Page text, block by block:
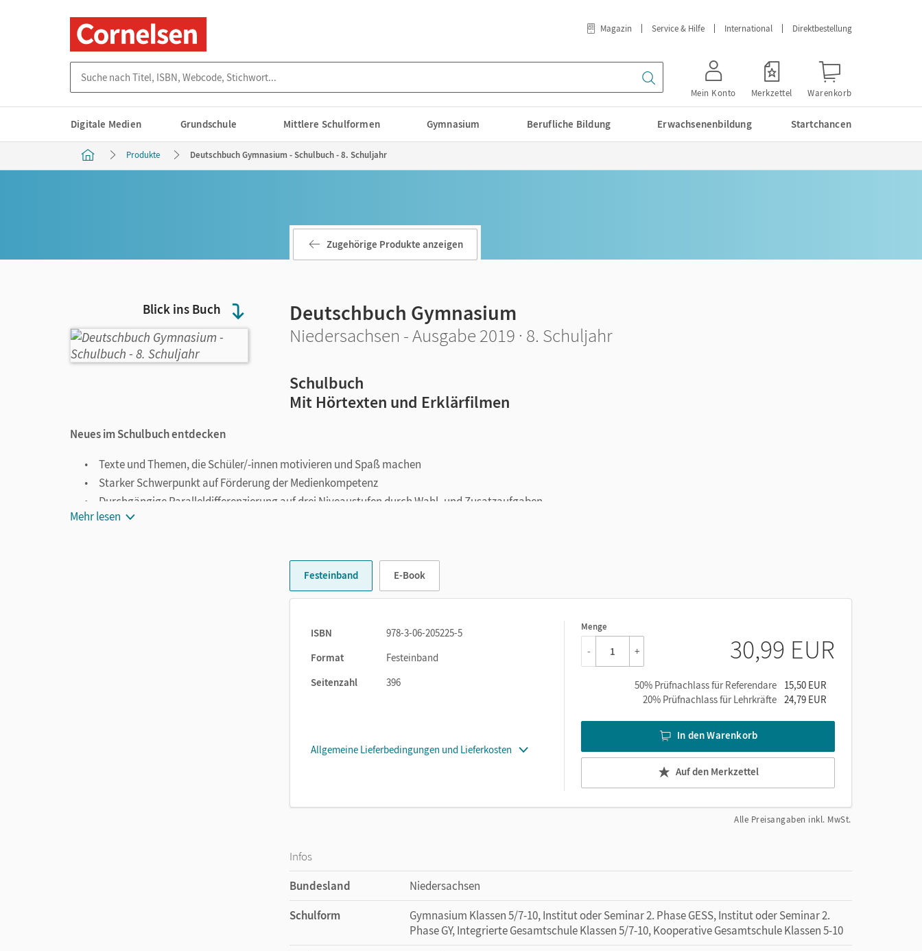
Magazin Service & Hilfe International Direktbestellung
Mein Konto Merkzettel Warenkorb
Digitale Medien Grundschule Mittlere Schulformen Gymnasium Berufliche Bildung Erwachsenenbildung Startchancen
Produkte Deutschbuch Gymnasium - Schulbuch - 8. Schuljahr
Blick ins Buch
Zugehörige Produkte anzeigen
Deutschbuch Gymnasium
Niedersachsen - Ausgabe 2019 · 8. Schuljahr
Schulbuch
Mit Hörtexten und Erklärfilmen
Neues im Schulbuch entdecken
Texte und Themen, die Schüler/-innen motivieren und Spaß machen
Starker Schwerpunkt auf Förderung der Medienkompetenz
Durchgängige Paralleldifferenzierung auf drei Niveaustufen durch Wahl- und Zusatzaufgaben_
Integrierte Sprach- und Methodenseiten
Gezielte Sprachförderung durch Sprachenvergleich
Klare Struktur und übersichtlicher Kapitelaufbau im Dreischritt
Transparenter Aufbau durch Gliederung in Kompetenzbereiche
Mehr lesen
Festeinband E-Book
ISBN
978-3-06-205225-5
Format
Festeinband
Seitenzahl
396
Allgemeine Lieferbedingungen und Lieferkosten
Menge
1
- + 30,99 EUR
50% Prüfnachlass für Referendare
15,50 EUR
20% Prüfnachlass für Lehrkräfte 24,79 EUR
In den Warenkorb
Auf den Merkzettel
Alle Preisangaben inkl. MwSt.
Infos
Bundesland
Niedersachsen
Schulform
Gymnasium Klassen 5/7-10, Institut oder Seminar 2. Phase GESS, Institut oder Seminar 2.
Phase GY, Integrierte Gesamtschule Klassen 5/7-10, Kooperative Gesamtschule Klassen 5-10